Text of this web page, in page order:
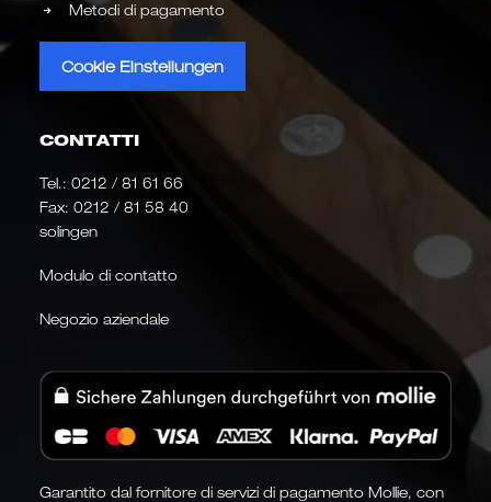
Metodi di pagamento
Cookie Einstellungen
CONTATTI
Tel.: 0212 / 81 61 66
Fax: 0212 / 81 58 40
solingen
Modulo di contatto
Negozio aziendale
Garantito dal fornitore di servizi di pagamento Mollie, con